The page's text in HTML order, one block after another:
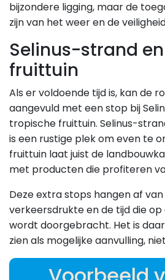
bijzondere ligging, maar de
zijn van het weer en de
Selinus-strand
fruittuin
Als er voldoende tijd is, kan de
aangevuld met een stop bij
tropische fruittuin. Selinus-
is een rustige plek om even te
fruittuin laat juist de
met producten die profiteren
Deze extra stops hangen af
verkeersdrukte en de tijd die
wordt doorgebracht. Het is
zien als mogelijke aanvulling,